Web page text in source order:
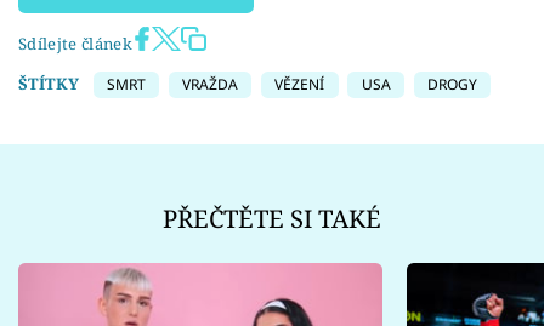
Sdílejte článek
ŠTÍTKY
SMRT VRAŽDA VĚZENÍ USA DROGY
PŘEČTĚTE SI TAKÉ